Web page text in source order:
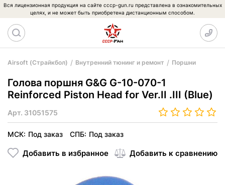
Вся лицензионная продукция на сайте cccp-gun.ru представлена в ознакомительных
целях, и не может быть приобретена дистанционным способом.
Airsoft (Страйкбол) Внутренний тюнинг и ремонт Поршни
Голова поршня G&G G-10-070-1
Reinforced Piston Head for Ver.II .III (Blue)
Арт. 31051575
МСК: Под заказ СПБ: Под заказ
Добавить в избранное Добавить к сравнению